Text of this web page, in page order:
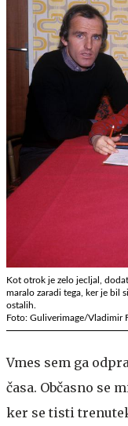
Kot otrok je zelo jecljal,
maralo zaradi tega, ker je bil
ostalih.
Foto: Guliverimage/Vladimir
Vmes sem ga
časa. Občasno se
ker se tisti